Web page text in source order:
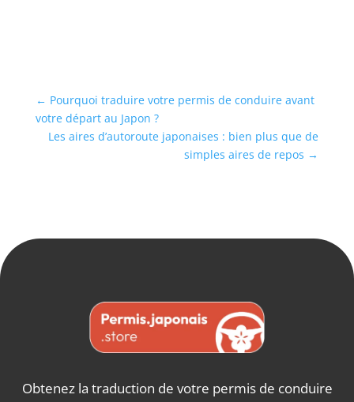
← Pourquoi traduire votre permis de conduire avant
votre départ au Japon ?
Les aires d’autoroute japonaises : bien plus que de
simples aires de repos →
Obtenez la traduction de votre permis de conduire